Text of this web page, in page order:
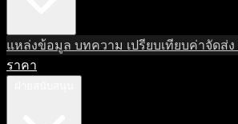
แหล่งข้อมูล บทความ เปรียบเทียบค่าจัดส่ง
ราคา